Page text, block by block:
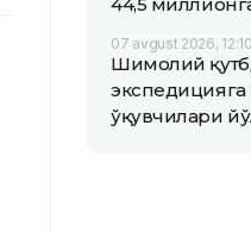
07 avgust 2026, 12:10
Шимолий
ўқувчилари